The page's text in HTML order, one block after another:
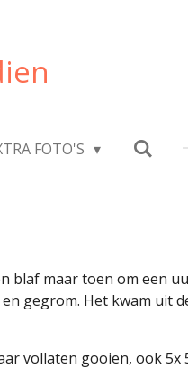
FOTO'S
blaf maar toen om een
gegrom. Het kwam uit
vollaten gooien, ook 5x